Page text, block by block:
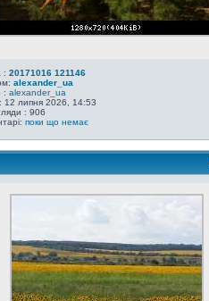
: 20171016 121146
alexander_ua
: alexander_ua
12 липня 2026, 14:53
: 906
поки що немає